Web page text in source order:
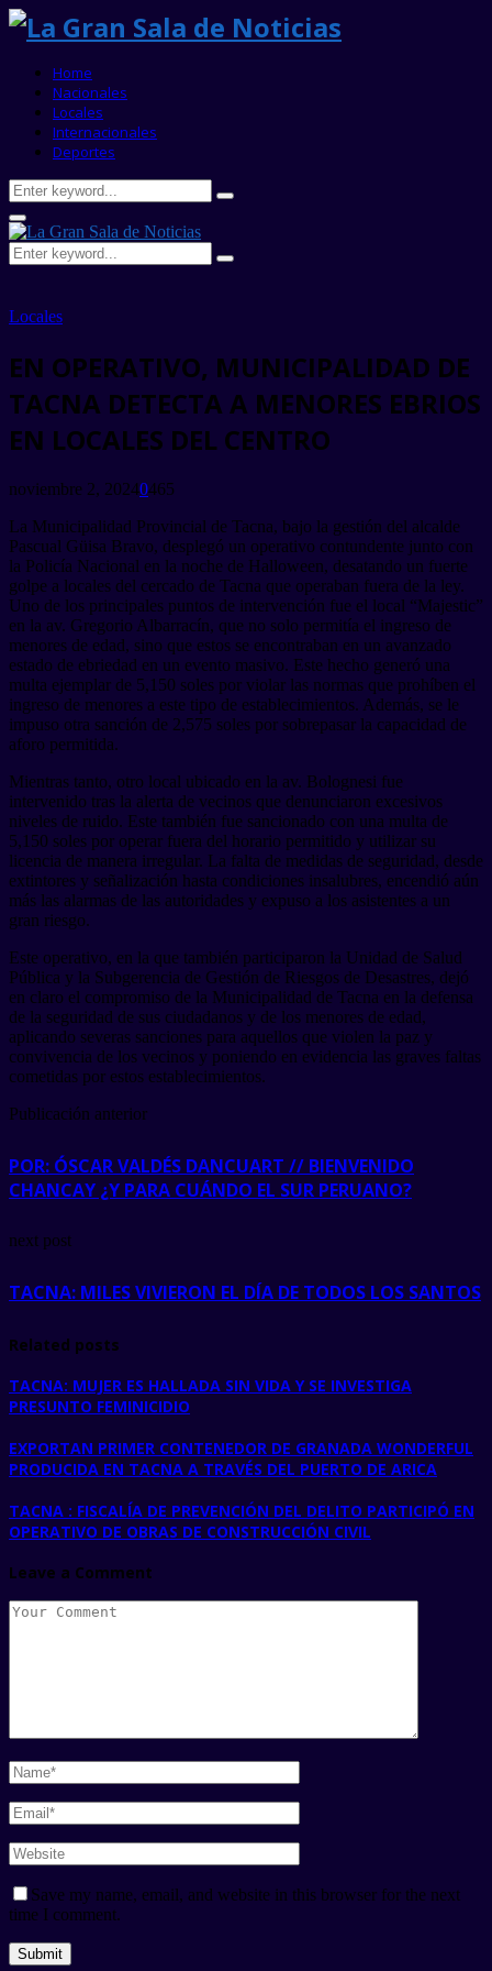
Home
Nacionales
Locales
Internacionales
Deportes
Search
for:
Search
Primary
Menu
Search
for:
Search
Locales
EN OPERATIVO, MUNICIPALIDAD DE
TACNA DETECTA A MENORES EBRIOS
EN LOCALES DEL CENTRO
noviembre 2, 20240465
La Municipalidad Provincial de Tacna, bajo la gestión del alcalde
Pascual Güisa Bravo, desplegó un operativo contundente junto con
la Policía Nacional en la noche de Halloween, desatando un fuerte
golpe a locales del cercado de Tacna que operaban fuera de la ley.
Uno de los principales puntos de intervención fue el local “Majestic”
en la av. Gregorio Albarracín, que no solo permitía el ingreso de
menores de edad, sino que estos se encontraban en un avanzado
estado de ebriedad en un evento masivo. Este hecho generó una
multa ejemplar de 5,150 soles por violar las normas que prohíben el
ingreso de menores a este tipo de establecimientos. Además, se le
impuso otra sanción de 2,575 soles por sobrepasar la capacidad de
aforo permitida.
Mientras tanto, otro local ubicado en la av. Bolognesi fue
intervenido tras la alerta de vecinos que denunciaron excesivos
niveles de ruido. Este también fue sancionado con una multa de
5,150 soles por operar fuera del horario permitido y utilizar su
licencia de manera irregular. La falta de medidas de seguridad, desde
extintores y señalización hasta condiciones insalubres, encendió aún
más las alarmas de las autoridades y expuso a los asistentes a un
gran riesgo.
Este operativo, en la que también participaron la Unidad de Salud
Pública y la Subgerencia de Gestión de Riesgos de Desastres, dejó
en claro el compromiso de la Municipalidad de Tacna en la defensa
de la seguridad de sus ciudadanos y de los menores de edad,
aplicando severas sanciones para aquellos que violen la paz y
convivencia de los vecinos y poniendo en evidencia las graves faltas
cometidas por estos establecimientos.
Publicación anterior
POR: ÓSCAR VALDÉS DANCUART // BIENVENIDO
CHANCAY ¿Y PARA CUÁNDO EL SUR PERUANO?
next post
TACNA: MILES VIVIERON EL DÍA DE TODOS LOS SANTOS
Related posts
TACNA: MUJER ES HALLADA SIN VIDA Y SE INVESTIGA
PRESUNTO FEMINICIDIO
EXPORTAN PRIMER CONTENEDOR DE GRANADA WONDERFUL
PRODUCIDA EN TACNA A TRAVÉS DEL PUERTO DE ARICA
TACNA : FISCALÍA DE PREVENCIÓN DEL DELITO PARTICIPÓ EN
OPERATIVO DE OBRAS DE CONSTRUCCIÓN CIVIL
Leave a Comment
Save my name, email, and website in this browser for the next
time I comment.